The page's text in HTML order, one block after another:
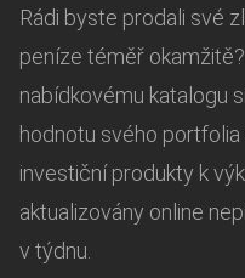
Rádi byste prodali své
peníze téměř
nabídkovému katalogu
hodnotu svého
investiční produkty k
aktualizovány online
v týdnu.